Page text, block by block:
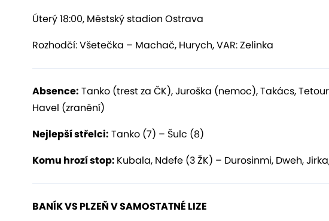
Úterý 18:00, Městský stadion Ostrava
Rozhodčí: Všetečka – Machač, Hurych, VAR: Zelinka
Absence: Tanko (trest za ČK), Juroška (nemoc), Takács,
Havel (zranění)
Nejlepší střelci: Tanko (7) – Šulc (8)
Komu hrozí stop: Kubala, Ndefe (3 ŽK) – Durosinmi, Dweh,
BANÍK VS PLZEŇ V SAMOSTATNÉ LIZE